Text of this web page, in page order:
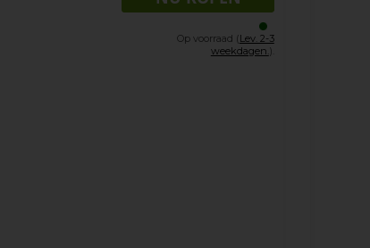
Op voorraad (Lev. 2-3
weekdagen. ).